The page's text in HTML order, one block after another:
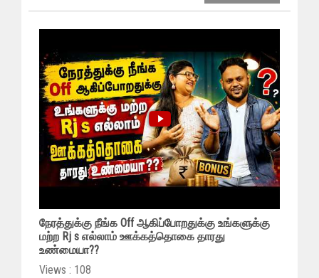
நேரத்துக்கு நீங்க Off ஆகிப்போறதுக்கு உங்களுக்கு
மற்ற Rj s எல்லாம் ஊக்கத்தொகை தாரது
உண்மையா??
Views : 108